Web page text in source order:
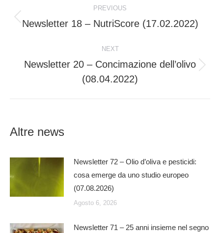
navigation
PREVIOUS
Previous
Newsletter 18 – NutriScore (17.02.2022)
NEXT
post:
Newsletter 20 – Concimazione dell’olivo
(08.04.2022)
Altre news
Newsletter 72 – Olio d’oliva e pesticidi:
cosa emerge da uno studio europeo
(07.08.2026)
Agosto 6, 2026
Newsletter 71 – 25 anni insieme nel segno